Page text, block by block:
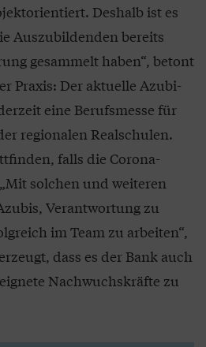
Deshalb ist es
Auszubildenden bereits
gesammelt haben“, betont
Praxis: Der aktuelle Azubi-
eine Berufsmesse für
regionalen Realschulen.
falls die Corona-
solchen und weiteren
Verantwortung zu
im Team zu arbeiten“,
dass es der Bank auch
Nachwuchskräfte zu